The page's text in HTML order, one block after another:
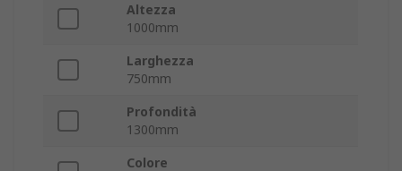
Altezza
1000mm
Larghezza
750mm
Profondità
1300mm
Colore